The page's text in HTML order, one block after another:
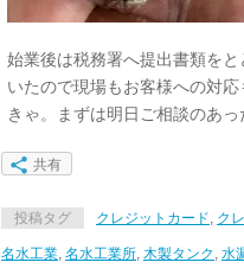
始業後は税務署へ提出書類を
いたので現場もお客様への対
きゃ。まずは明日ご相談のあっ
共有
投稿タグ クレジットカード, ク
名水工業, 名水工業所, 木製タンク , 水